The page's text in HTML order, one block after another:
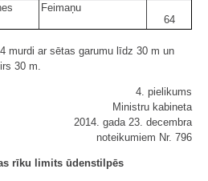
Feimaņu
64
murdi ar sētas garumu līdz 30 m un
30 m.
4. pielikums
Ministru kabineta
2014. gada 23. decembra
noteikumiem Nr. 796
rīku limits ūdenstilpēs